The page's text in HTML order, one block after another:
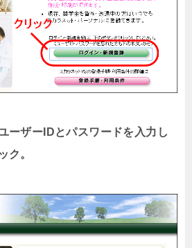
ーザーIDとパスワードを入力し
ク。